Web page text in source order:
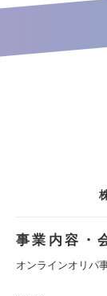
事業内容・
オンラインオリパ